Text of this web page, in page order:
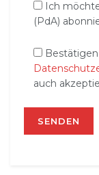
Ich
(PdA)
Bestätigen
auch